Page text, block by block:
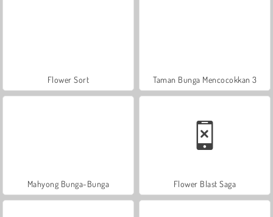
Flower Sort Taman Bunga Mencocokkan 3
Mahyong Bunga-Bunga Flower Blast Saga